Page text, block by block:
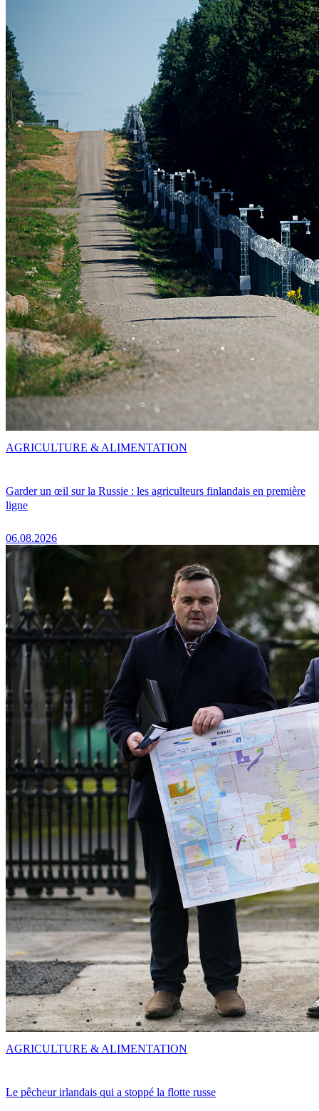
Garder un œil sur la Russie : les agriculteurs finlandais en première
ligne
06.08.2026
AGRICULTURE & ALIMENTATION
Le pêcheur irlandais qui a stoppé la flotte russe
AGRICULTURE & ALIMENTATION